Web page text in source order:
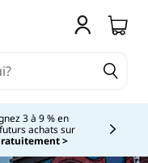
3 à 9 % en
achats sur
>
displaying item 2 of